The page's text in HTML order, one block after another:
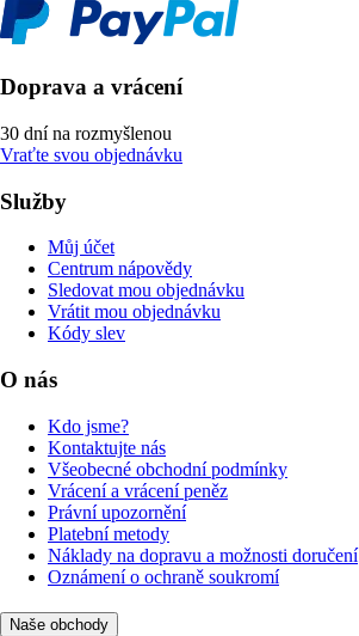
Doprava a vrácení
30 dní na rozmyšlenou
Vraťte svou objednávku
Služby
Můj účet
Centrum nápovědy
Sledovat mou objednávku
Vrátit mou objednávku
Kódy slev
O nás
Kdo jsme?
Kontaktujte nás
Všeobecné obchodní podmínky
Vrácení a vrácení peněz
Právní upozornění
Platební metody
Náklady na dopravu a možnosti doručení
Oznámení o ochraně soukromí
Naše obchody